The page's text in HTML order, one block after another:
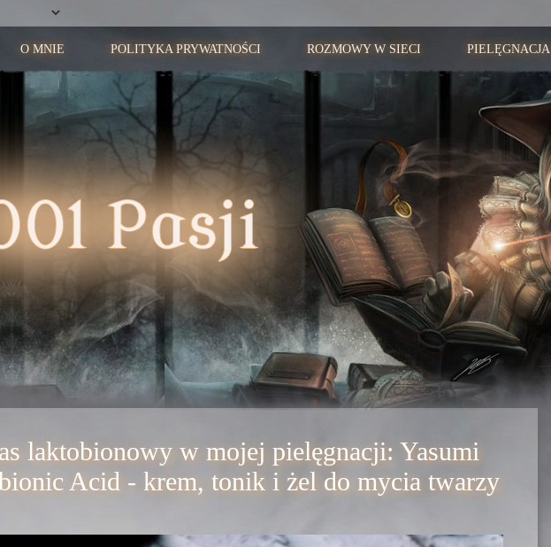
O MNIE POLITYKA PRYWATNOŚCI ROZMOWY W SIECI PIELĘGNACJA
laktobionowy w mojej pielęgnacji: Yasumi
Acid - krem, tonik i żel do mycia twarzy